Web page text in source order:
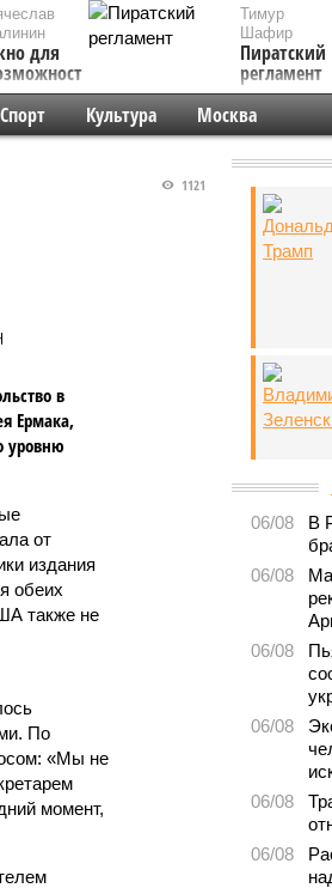
для
Тимур
Шафир
Пиратский
регламент
Спорт Культура Москва
1121
в
Ермака,
уровню
от
издания
обеих
также не
По
«Мы не
момент,
06/08
В
06/08
06/08
06/08
06/08
06/08